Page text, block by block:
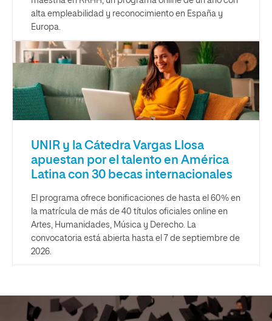
alta empleabilidad y reconocimiento en España y
Europa.
UNIR y la Cátedra Vargas Llosa
apuestan por el talento en América
Latina con 30 becas internacionales
El programa ofrece bonificaciones de hasta el 60% en
la matrícula de más de 40 títulos oficiales online en
Artes, Humanidades, Música y Derecho. La
convocatoria está abierta hasta el 7 de septiembre de
2026.